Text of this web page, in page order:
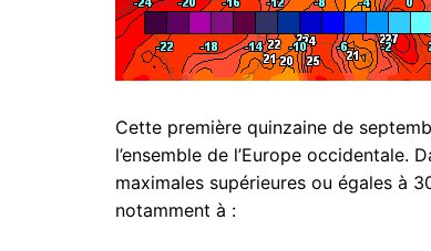
Cette première quinzaine de
l’ensemble de l’Europe
maximales supérieures ou égales à
notamment à :